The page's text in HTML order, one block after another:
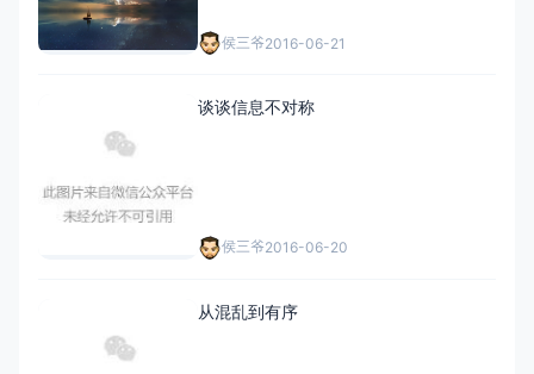
侯三爷2016-06-21
谈谈信息不对称
侯三爷2016-06-20
从混乱到有序